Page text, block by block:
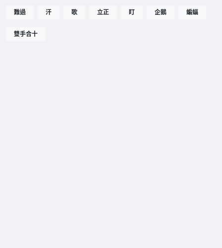
難過 汗 歌 立正 盯 企鵝 蝙蝠
雙手合十